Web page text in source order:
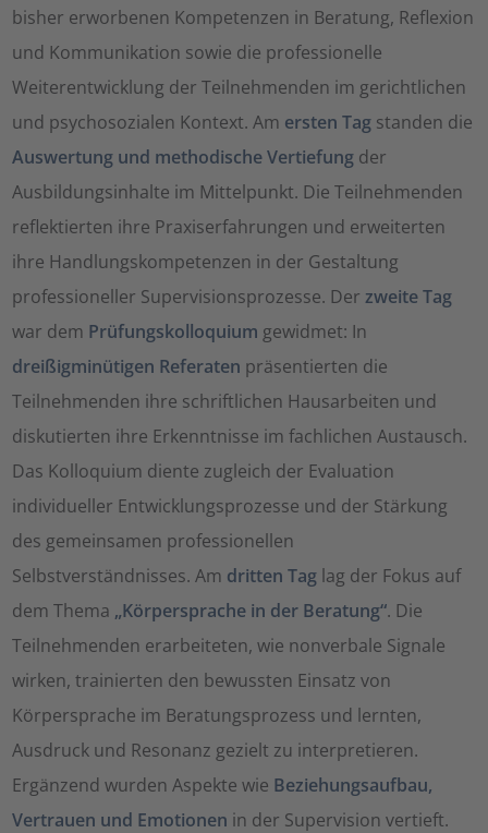
bisher erworbenen Kompetenzen in Beratung, Reflexion
und Kommunikation sowie die professionelle
Weiterentwicklung der Teilnehmenden im gerichtlichen
und psychosozialen Kontext. Am ersten Tag standen die
Auswertung und methodische Vertiefung der
Ausbildungsinhalte im Mittelpunkt. Die Teilnehmenden
reflektierten ihre Praxiserfahrungen und erweiterten
ihre Handlungskompetenzen in der Gestaltung
professioneller Supervisionsprozesse. Derzweite Tag
war dem Prüfungskolloquium gewidmet: In
dreißigminütigen Referaten präsentierten die
Teilnehmenden ihre schriftlichen Hausarbeiten und
diskutierten ihre Erkenntnisse im fachlichen Austausch.
Das Kolloquium diente zugleich der Evaluation
individueller Entwicklungsprozesse und der Stärkung
des gemeinsamen professionellen
Selbstverständnisses. Am dritten Tag lag der Fokus auf
dem Thema „Körpersprache in der Beratung“. Die
Teilnehmenden erarbeiteten, wie nonverbale Signale
wirken, trainierten den bewussten Einsatz von
Körpersprache im Beratungsprozess und lernten,
Ausdruck und Resonanz gezielt zu interpretieren.
Ergänzend wurden Aspekte wie Beziehungsaufbau,
Vertrauen und Emotionen in der Supervision vertieft.